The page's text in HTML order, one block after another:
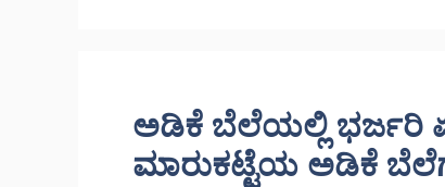
ಅಡಿಕೆ ಬೆಲೆಯಲ್ಲಿ ಭರ್ಜರಿ
ಮಾರುಕಟ್ಟೆಯ ಅಡಿಕೆ